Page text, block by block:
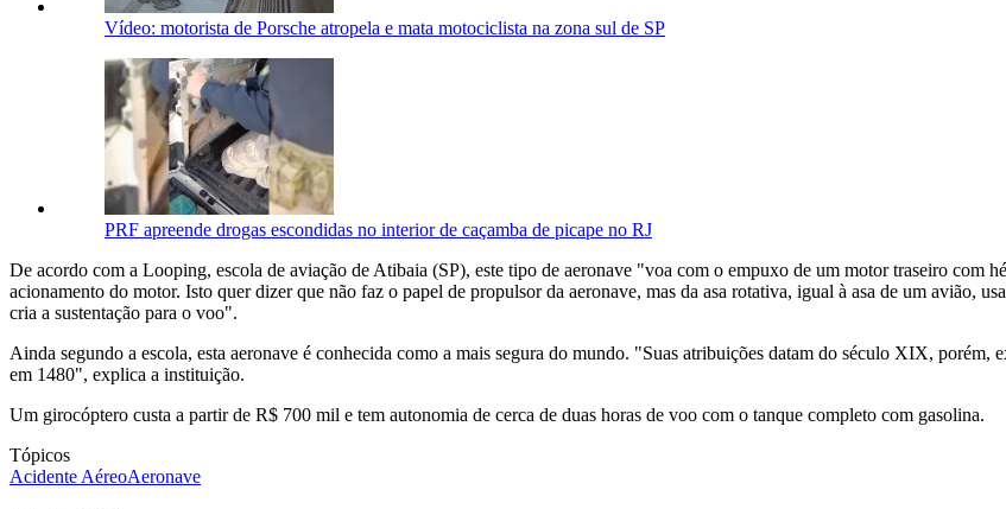
Vídeo: motorista de Porsche atropela e mata motociclista na zona sul de SP
PRF apreende drogas escondidas no interior de caçamba de picape no RJ
De acordo com a Looping, escola de aviação de Atibaia (SP), este tipo de aeronave "voa com o empuxo de um motor traseiro com
acionamento do motor. Isto quer dizer que não faz o papel de propulsor da aeronave, mas da asa rotativa, igual à asa de um avião,
cria a sustentação para o voo".
Ainda segundo a escola, esta aeronave é conhecida como a mais segura do mundo. "Suas atribuições datam do século XIX,
em 1480", explica a instituição.
Um girocóptero custa a partir de R$ 700 mil e tem autonomia de cerca de duas horas de voo com o tanque completo com gasolina.
Tópicos
Acidente AéreoAeronave